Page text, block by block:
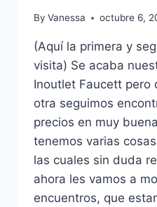
By Vanessa octubre 6,
(Aquí la primera y
visita) Se acaba
Inoutlet Faucett pero
otra seguimos
precios en muy
tenemos varias
las cuales sin duda
ahora les vamos a
encuentros, que